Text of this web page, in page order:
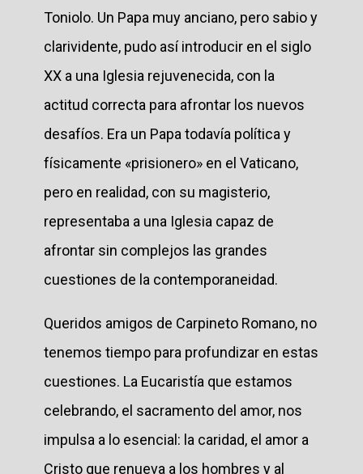
Toniolo. Un Papa muy anciano, pero sabio y
clarividente, pudo así introducir en el siglo
XX a una Iglesia rejuvenecida, con la
actitud correcta para afrontar los nuevos
desafíos. Era un Papa todavía política y
físicamente «prisionero» en el Vaticano,
pero en realidad, con su magisterio,
representaba a una Iglesia capaz de
afrontar sin complejos las grandes
cuestiones de la contemporaneidad.
Queridos amigos de Carpineto Romano, no
tenemos tiempo para profundizar en estas
cuestiones. La Eucaristía que estamos
celebrando, el sacramento del amor, nos
impulsa a lo esencial: la caridad, el amor a
Cristo que renueva a los hombres y al